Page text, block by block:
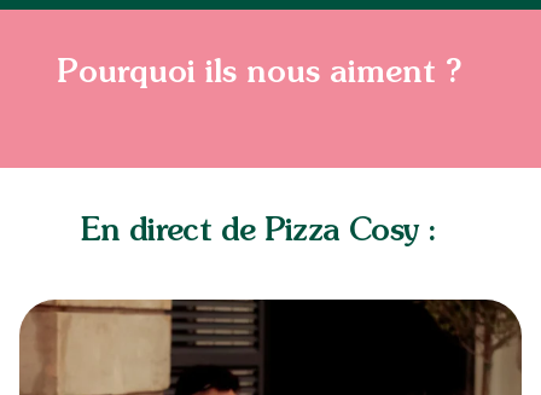
Pourquoi ils nous aiment ?
En direct de Pizza Cosy :
@carlalpf @trattoria_di_carlo on aimerait bien